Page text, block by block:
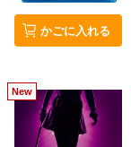
かごに入れる